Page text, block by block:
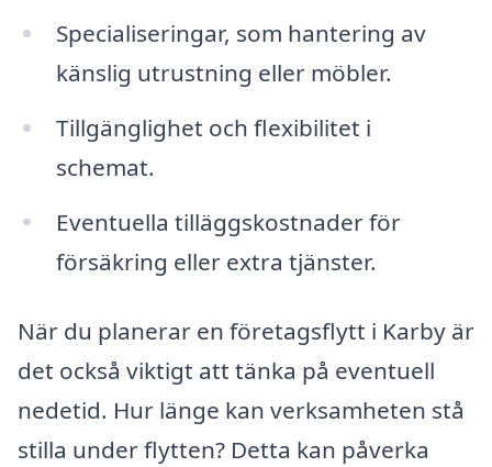
Specialiseringar, som hantering av
känslig utrustning eller möbler.
Tillgänglighet och flexibilitet i
schemat.
Eventuella tilläggskostnader för
försäkring eller extra tjänster.
När du planerar en företagsflytt i Karby är
det också viktigt att tänka på eventuell
nedetid. Hur länge kan verksamheten stå
stilla under flytten? Detta kan påverka